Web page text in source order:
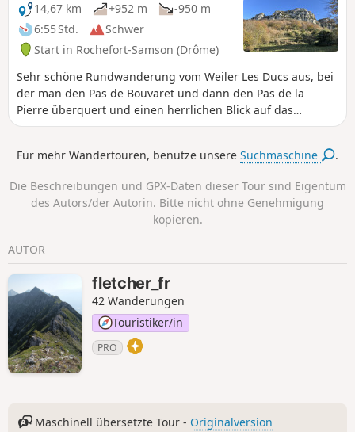
14,67 km
+952 m
-950 m
6:55 Std.
Schwer
Start in Rochefort-Samson (Drôme)
Sehr schöne Rundwanderung vom Weiler Les Ducs aus, bei
der man den Pas de Bouvaret und dann den Pas de la
Pierre überquert und einen herrlichen Blick auf das
Rhonetal, den Vercors und die Ardèche hat.
Für mehr Wandertouren, benutze unsereSuchmaschine .
Die Beschreibungen und GPX-Daten dieser Tour sind Eigentum
des Autors/der Autorin. Bitte nicht ohne Genehmigung
kopieren.
AUTOR
fletcher_fr
42 Wanderungen
Touristiker/in
PRO
Maschinell übersetzte Tour - Originalversion